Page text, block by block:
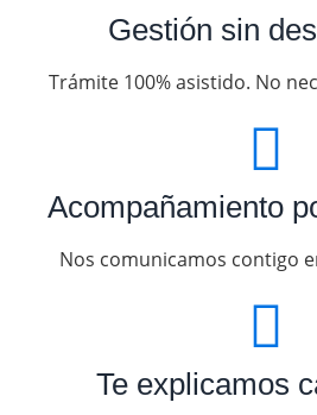
Gestión sin
Trámite 100% asistido. No
Acompañamiento
Nos comunicamos contigo
Te explicamos